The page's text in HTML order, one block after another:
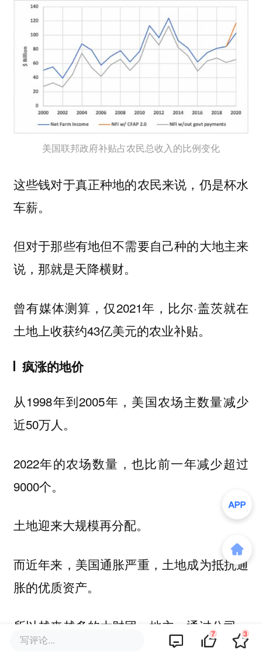
美国联邦政府补贴占农民总收入的比例变化
这些钱对于真正种地的农民来说，仍是杯水
车薪。
但对于那些有地但不需要自己种的大地主来
说，那就是天降横财。
曾有媒体测算，仅2021年，比尔·盖茨就在
土地上收获约43亿美元的农业补贴。
疯涨的地价
从1998年到2005年，美国农场主数量减少
近50万人。
2022年的农场数量，也比前一年减少超过
9000个。
土地迎来大规模再分配。
而近年来，美国通胀严重，土地成为抵抗通
胀的优质资产。
所以越来越多的大财团、地主，通过公司、
机构，竞标交易购入土地，扩大自己的土地
写评论... 7 3